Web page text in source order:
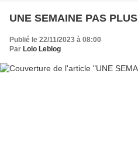
UNE SEMAINE PAS PLUS
Publié le 22/11/2023 à 08:00
Par Lolo Leblog